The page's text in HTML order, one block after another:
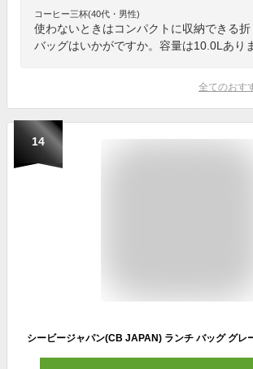
コーヒー三杯(40代・男性)
使わないときはコンパクトに収納できる
バッグはいかがですか。容量は10.0Lあり
全てのおす
14